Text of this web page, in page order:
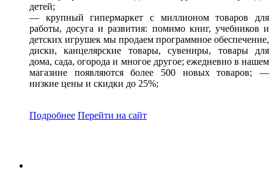
детей;
— крупный гипермаркет с миллионом товаров для
работы, досуга и развития: помимо книг, учебников и
детских игрушек мы продаем программное обеспечение,
диски, канцелярские товары, сувениры, товары для
дома, сада, огорода и многое другое; ежедневно в нашем
магазине появляются более 500 новых товаров; —
низкие цены и скидки до 25%;
Подробнее Перейти на сайт